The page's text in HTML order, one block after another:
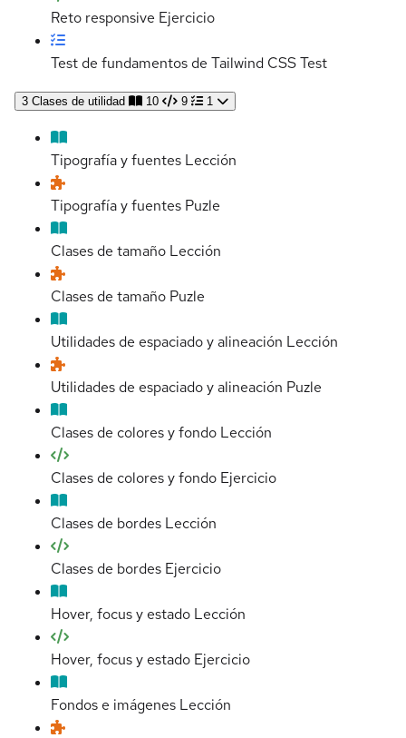
Reto responsive Ejercicio
Test de fundamentos de Tailwind CSSTest
3 Clases de utilidad 10 9 1
Tipografía y fuentes Lección
Tipografía y fuentes Puzle
Clases de tamaño Lección
Clases de tamaño Puzle
Utilidades de espaciado y alineación Lección
Utilidades de espaciado y alineación Puzle
Clases de colores y fondo Lección
Clases de colores y fondo Ejercicio
Clases de bordes Lección
Clases de bordes Ejercicio
Hover, focus y estado Lección
Hover, focus y estado Ejercicio
Fondos e imágenes Lección